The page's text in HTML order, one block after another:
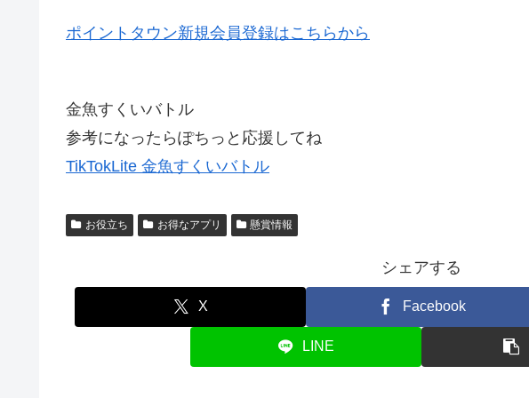
ポイントタウン新規会員登録はこちらから
金魚すくいバトル
参考になったらぽちっと応援してね
TikTokLite 金魚すくいバトル
お役立ち お得なアプリ 懸賞情報
シェアする
X Facebook
LINE